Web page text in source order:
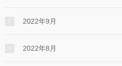
2022年9月
2022年8月